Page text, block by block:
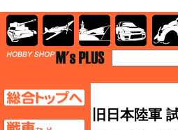
旧日本陸軍
AFV
AFV 飛行機 艦船 自動車